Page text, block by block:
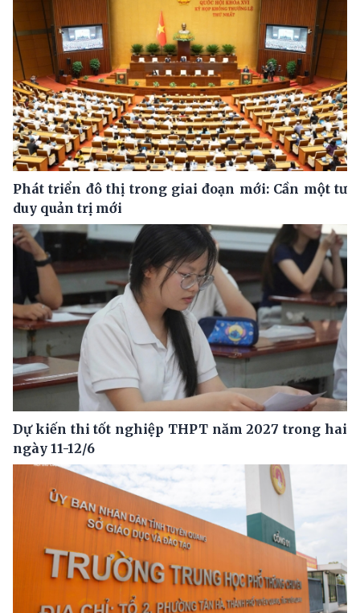
Phát triển đô thị trong giai đoạn mới: Cần một tư
duy quản trị mới
Dự kiến thi tốt nghiệp THPT năm 2027 trong hai
ngày 11-12/6